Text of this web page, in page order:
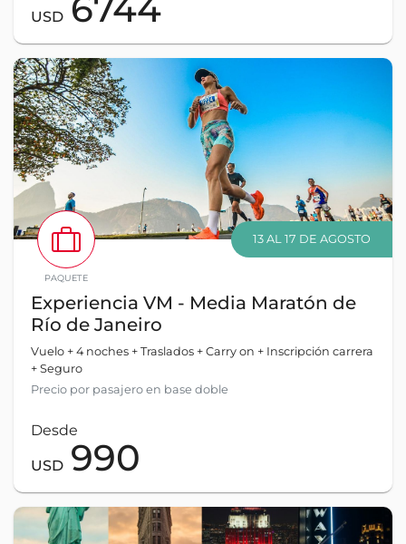
USD
PAQUETE
13 AL 17 DE AGOSTO
Experiencia VM - Media Maratón de
Río de Janeiro
Vuelo + 4 noches + Traslados + Carry on + Inscripción carrera
+ Seguro
Precio por pasajero en base doble
Desde
USD 990